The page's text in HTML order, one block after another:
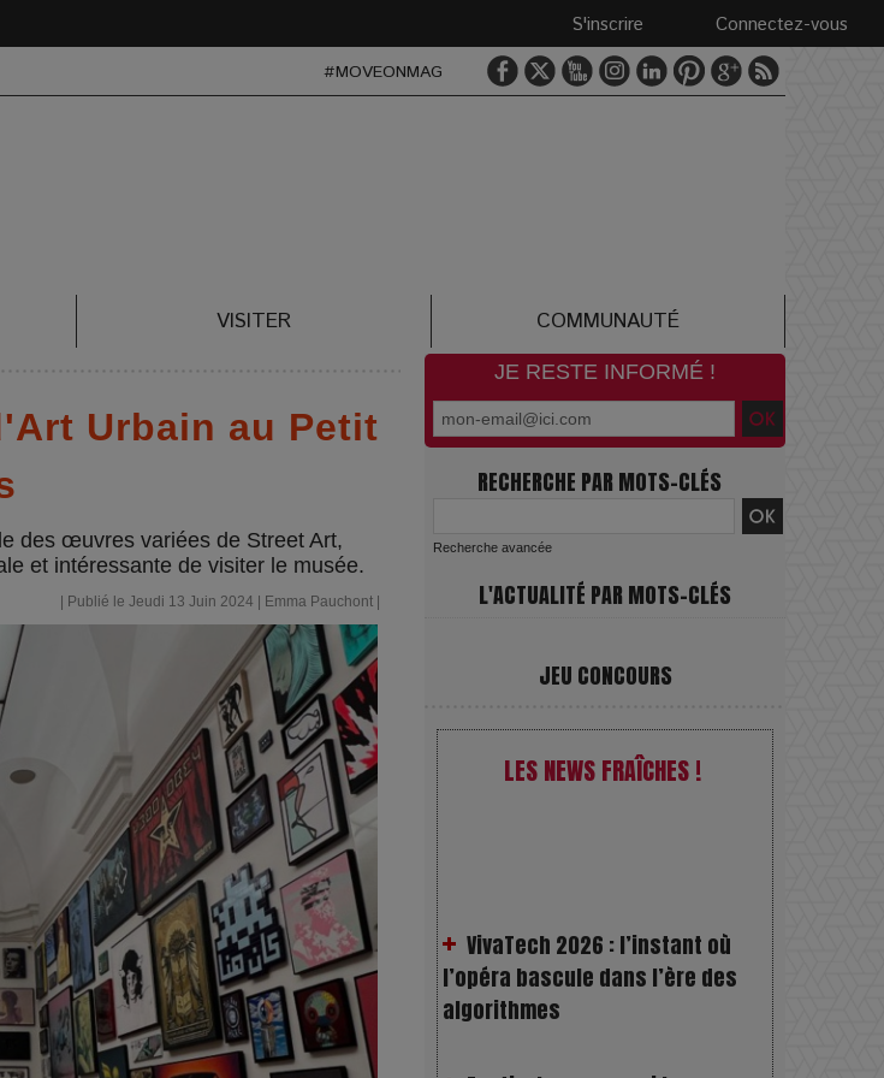
Connectez-vous
S'inscrire
#MOVEONMAG
VISITER COMMUNAUTÉ
Urbain au Petit
des œuvres variées de Street Art,
et intéressante de visiter le musée.
| Publié le Jeudi 13 Juin 2024 | Emma Pauchont
JE RESTE INFORMÉ !
RECHERCHE PAR MOTS-CLÉS
Recherche avancée
L'ACTUALITÉ PAR MOTS-CLÉS
JEU CONCOURS
LES NEWS FRAÎCHES !
Festivals : pourquoi les
dérivés du chanvre gagnent en